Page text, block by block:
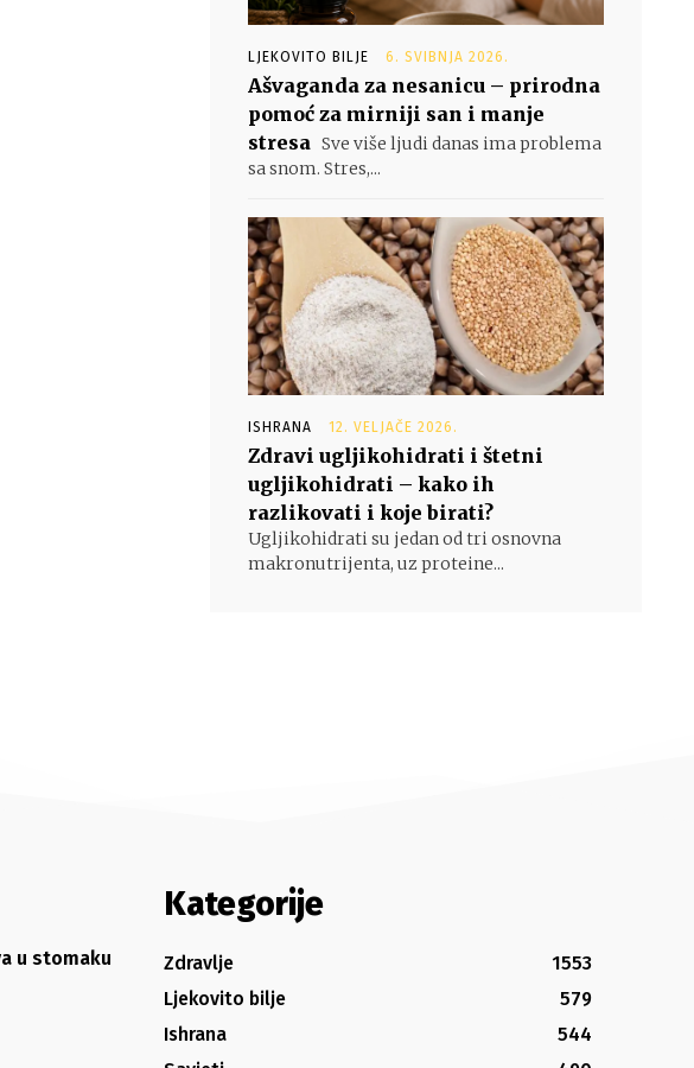
LJEKOVITO BILJE 6. SVIBNJA 2026.
Ašvaganda za nesanicu – prirodna
pomoć za mirniji san i manje
stresa Sve više ljudi danas ima problema
sa snom. Stres,...
ISHRANA 12. VELJAČE 2026.
Zdravi ugljikohidrati i štetni
ugljikohidrati – kako ih
razlikovati i koje birati?
Ugljikohidrati su jedan od tri osnovna
makronutrijenta, uz proteine...
u stomaku
Kategorije
Zdravlje
1553
Ljekovito bilje
579
Ishrana
544